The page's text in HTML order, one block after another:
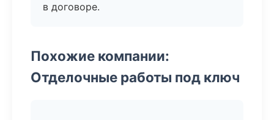
в договоре.
Похожие компании:
Отделочные работы под ключ